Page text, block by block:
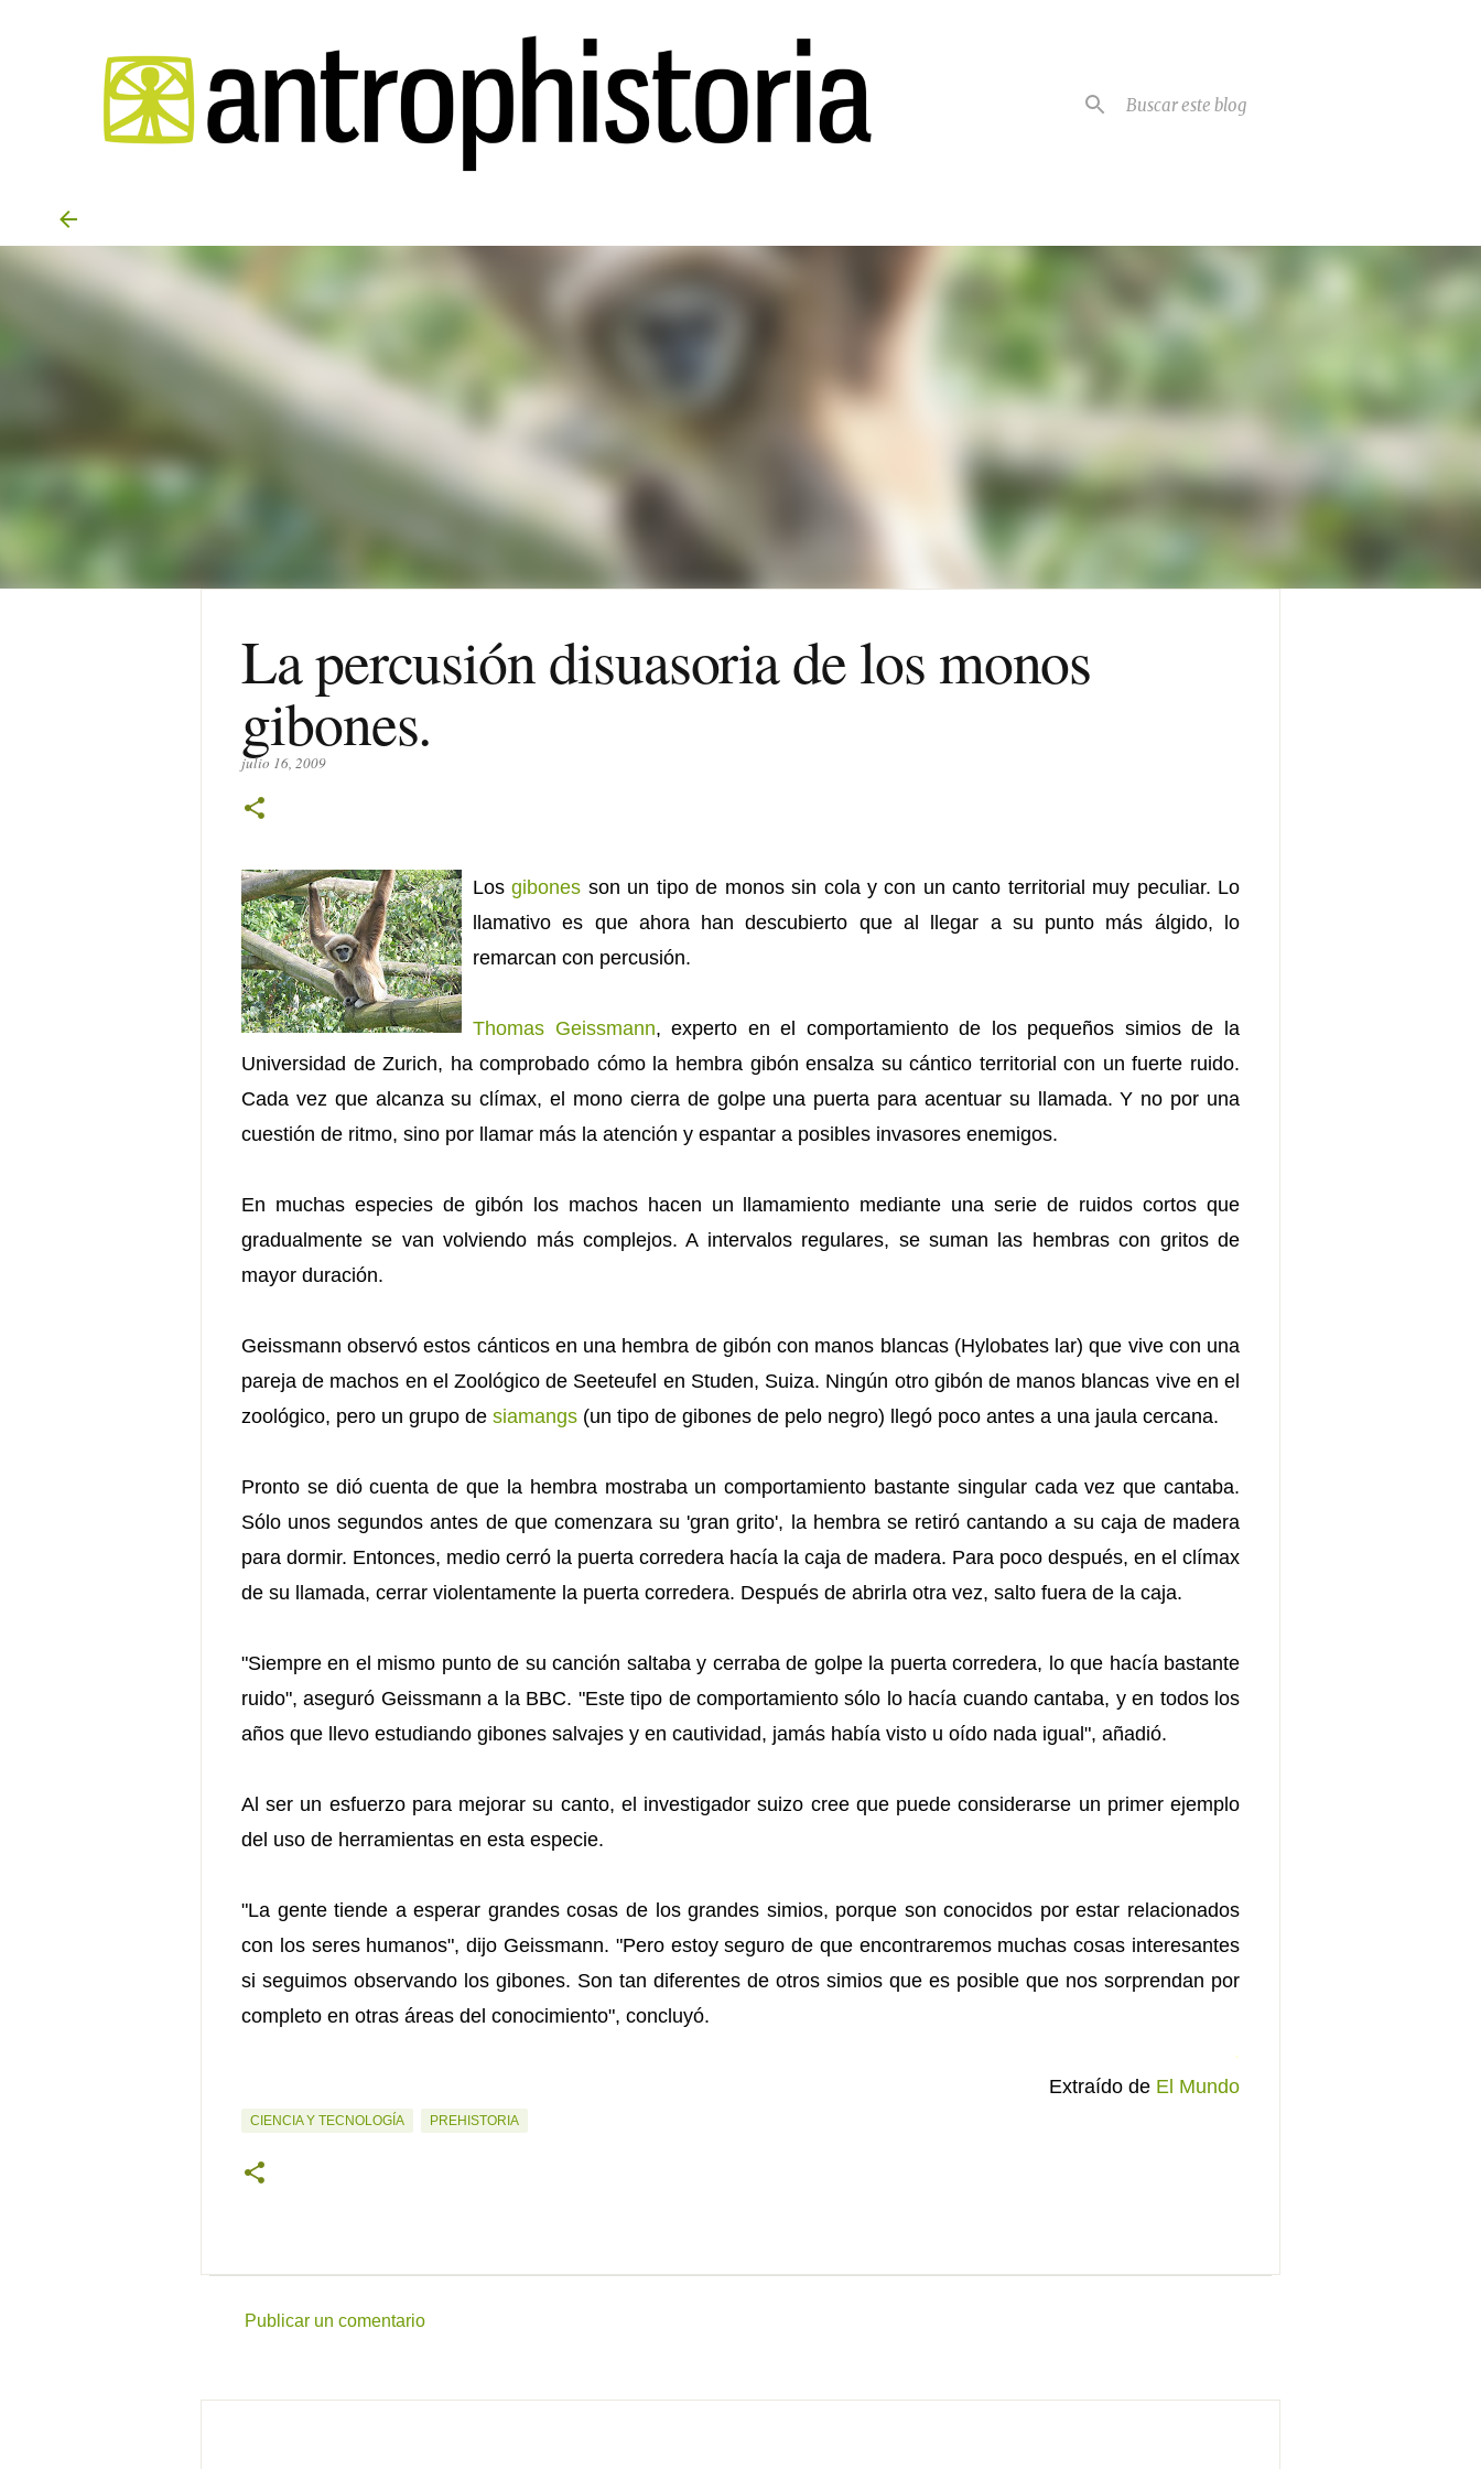
La percusión disuasoria de los monos
gibones.
julio 16, 2009
Losgibones son un tipo de monos sin cola y con un canto territorial muy peculiar. Lo
llamativo es que ahora han descubierto que al llegar a su punto más álgido, lo
remarcan con percusión.
Thomas Geissmann, experto en el comportamiento de los pequeños simios de la
Universidad de Zurich, ha comprobado cómo la hembra gibón ensalza su cántico territorial con un fuerte ruido.
Cada vez que alcanza su clímax, el mono cierra de golpe una puerta para acentuar su llamada. Y no por una
cuestión de ritmo, sino por llamar más la atención y espantar a posibles invasores enemigos.
En muchas especies de gibón los machos hacen un llamamiento mediante una serie de ruidos cortos que
gradualmente se van volviendo más complejos. A intervalos regulares, se suman las hembras con gritos de
mayor duración.
Geissmann observó estos cánticos en una hembra de gibón con manos blancas (Hylobates lar) que vive con una
pareja de machos en el Zoológico de Seeteufel en Studen, Suiza. Ningún otro gibón de manos blancas vive en el
zoológico, pero un grupo de siamangs (un tipo de gibones de pelo negro) llegó poco antes a una jaula cercana.
Pronto se dió cuenta de que la hembra mostraba un comportamiento bastante singular cada vez que cantaba.
Sólo unos segundos antes de que comenzara su 'gran grito', la hembra se retiró cantando a su caja de madera
para dormir. Entonces, medio cerró la puerta corredera hacía la caja de madera. Para poco después, en el clímax
de su llamada, cerrar violentamente la puerta corredera. Después de abrirla otra vez, salto fuera de la caja.
"Siempre en el mismo punto de su canción saltaba y cerraba de golpe la puerta corredera, lo que hacía bastante
ruido", aseguró Geissmann a la BBC. "Este tipo de comportamiento sólo lo hacía cuando cantaba, y en todos los
años que llevo estudiando gibones salvajes y en cautividad, jamás había visto u oído nada igual", añadió.
Al ser un esfuerzo para mejorar su canto, el investigador suizo cree que puede considerarse un primer ejemplo
del uso de herramientas en esta especie.
"La gente tiende a esperar grandes cosas de los grandes simios, porque son conocidos por estar relacionados
con los seres humanos", dijo Geissmann. "Pero estoy seguro de que encontraremos muchas cosas interesantes
si seguimos observando los gibones. Son tan diferentes de otros simios que es posible que nos sorprendan por
completo en otras áreas del conocimiento", concluyó.
.
Extraído de El Mundo
CIENCIA Y TECNOLOGÍA PREHISTORIA
Publicar un comentario